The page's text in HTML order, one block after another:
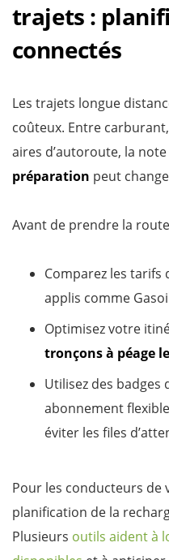
trajets :
connectés
Les trajets longue
coûteux. Entre
aires d’autoroute, la
préparation peut
Avant de prendre la
Comparez les tarifs
applis comme
Optimisez votre
tronçons à péage
Utilisez des badges
abonnement
éviter les files
Pour les conducteurs de
planification de la
Plusieurs outils aident à